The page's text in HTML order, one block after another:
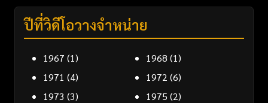
ปีที่วิดีโอวางจำหน่าย
1967 (1) 1968 (1)
1971 (4) 1972 (6)
1973 (3) 1975 (2)